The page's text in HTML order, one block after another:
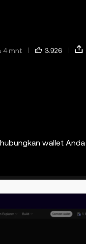
4 mnt 3.926
wallet Anda